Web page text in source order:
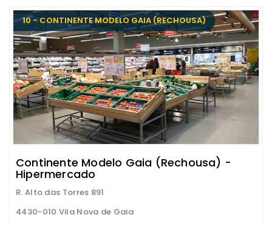
10 - CONTINENTE MODELO GAIA (RECHOUSA)
Continente Modelo Gaia (Rechousa) -
Hipermercado
R. Alto das Torres 891
4430-010 Vila Nova de Gaia